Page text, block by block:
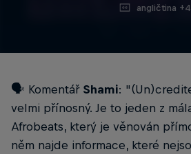
angličtina +4
🗣️ Komentář Shami:
velmi přínosný. Je to jeden z
Afrobeats, který je věnován
něm najde informace, které